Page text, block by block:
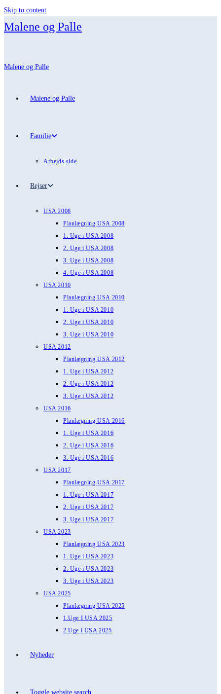
Skip to content
Malene og Palle
Malene og Palle
Malene og Palle
Familie
Arbejds side
Rejser
USA 2008
Planlægning USA 2008
1. Uge i USA 2008
2. Uge i USA 2008
3. Uge i USA 2008
4. Uge i USA 2008
USA 2010
Planlægning USA 2010
1. Uge i USA 2010
2. Uge i USA 2010
3. Uge i USA 2010
USA 2012
Planlægning USA 2012
1. Uge i USA 2012
2. Uge i USA 2012
3. Uge i USA 2012
USA 2016
Planlægning USA 2016
1. Uge i USA 2016
2. Uge i USA 2016
3. Uge i USA 2016
USA 2017
Planlægning USA 2017
1. Uge i USA 2017
2. Uge i USA 2017
3. Uge i USA 2017
USA 2023
Planlægning USA 2023
1. Uge i USA 2023
2. Uge i USA 2023
3. Uge i USA 2023
USA 2025
Planlægning USA 2025
1.Uge I USA 2025
2 Uge i USA 2025
Nyheder
Toggle website search